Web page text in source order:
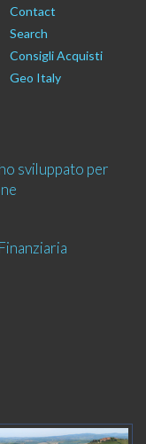
Contact
Search
Consigli Acquisti
Geo Italy
sviluppato per